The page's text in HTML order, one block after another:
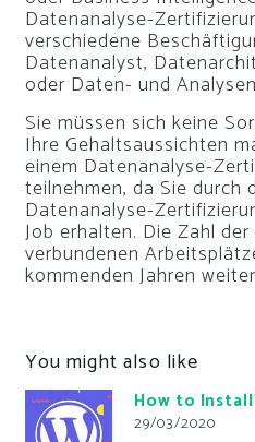
Datenanalyse-
verschiedene
Datenanalyst,
oder Daten- und
Sie müssen sich keine
Ihre Gehaltsaussichten
einem Datenanalyse-
teilnehmen, da Sie durch
Datenanalyse-
Job erhalten. Die Zahl
verbundenen
kommenden Jahren
You might also like
How to
29/03/2020